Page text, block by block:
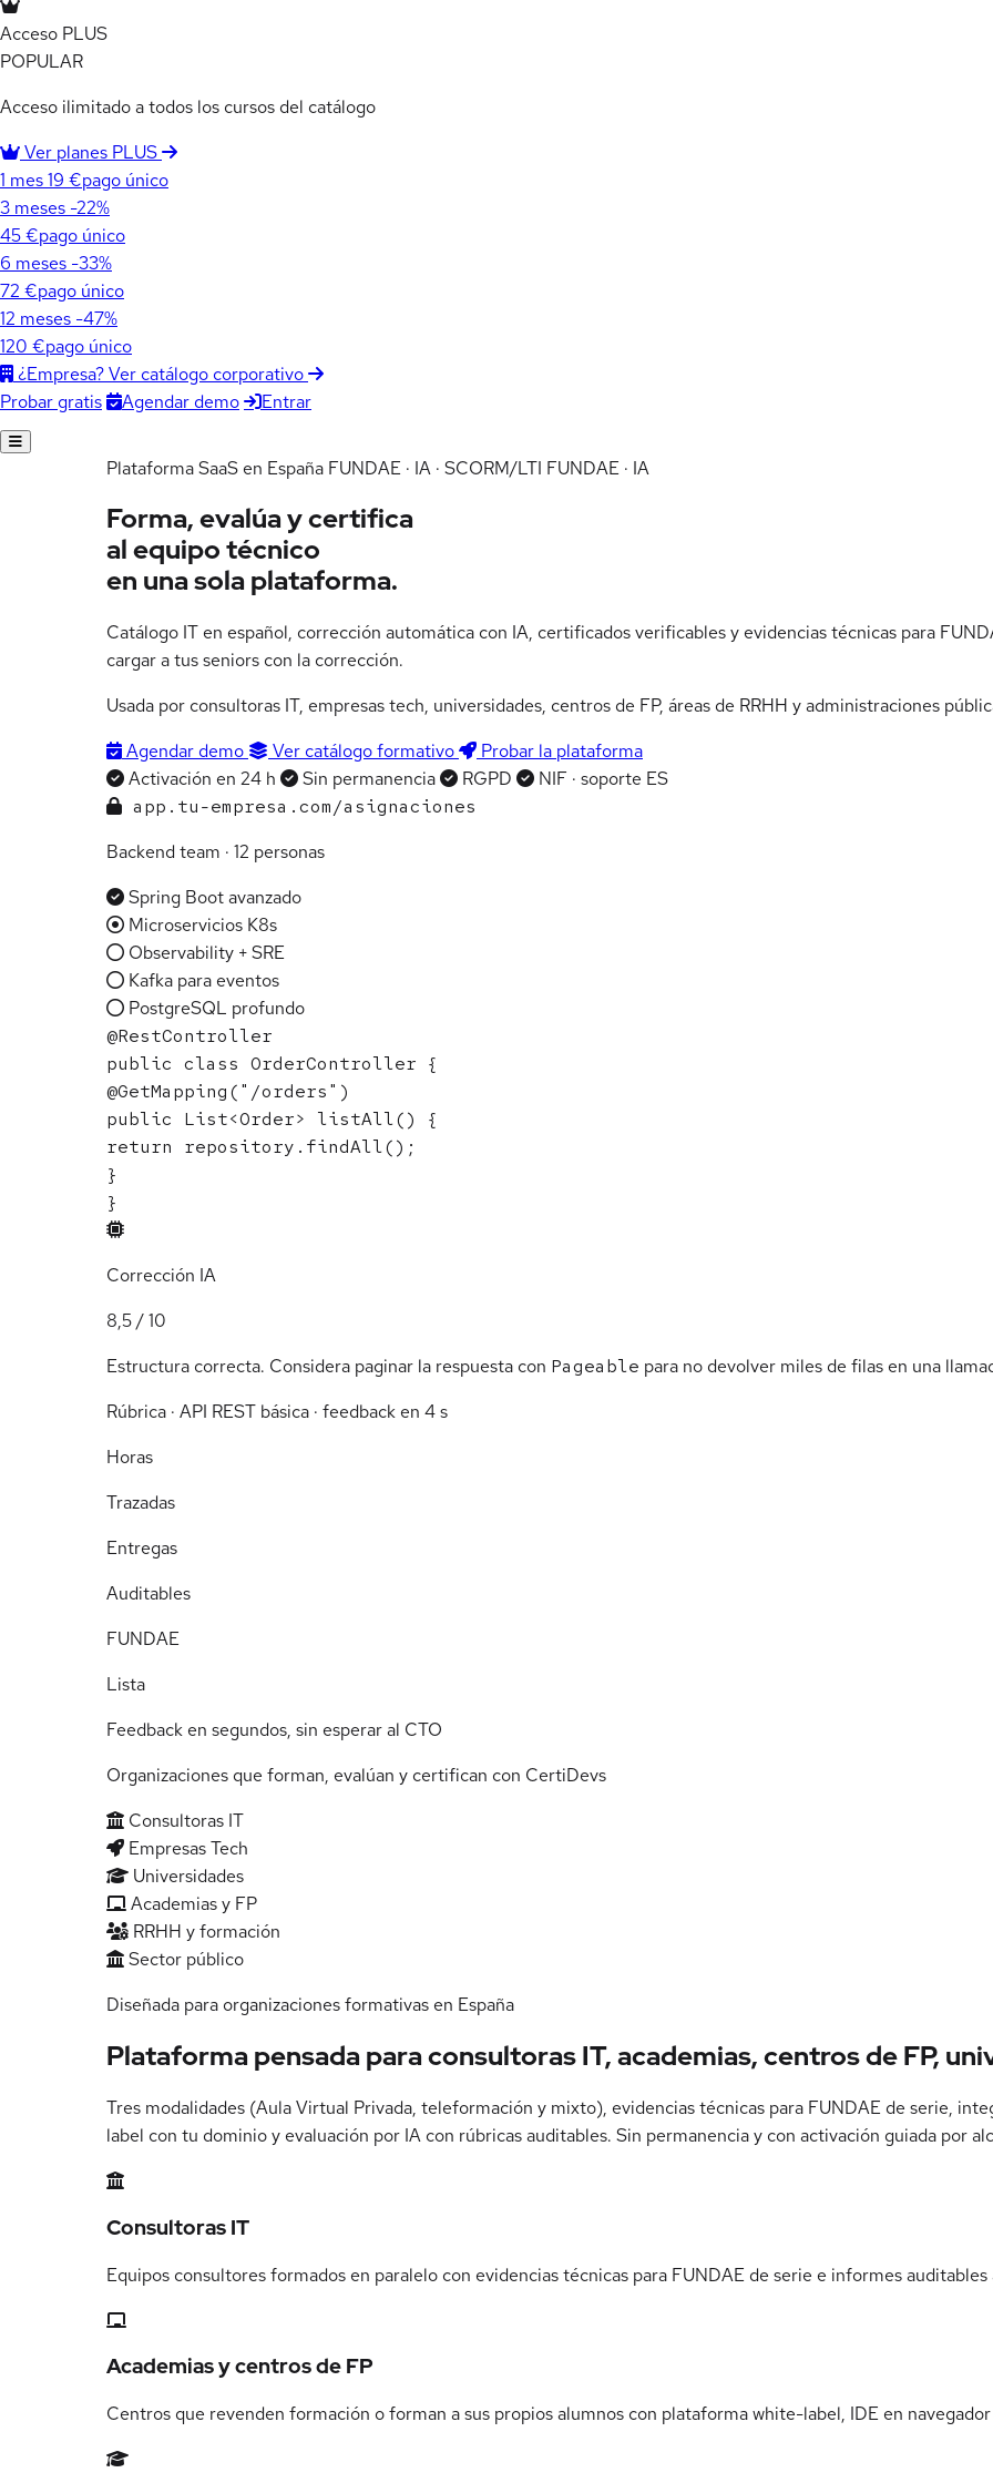
Acceso PLUS
POPULAR
Acceso ilimitado a todos los cursos del catálogo
Ver planes PLUS
1 mes19 €pago único
3 meses -22%
45 €pago único
6 meses -33%
72 €pago único
12 meses -47%
120 €pago único
¿Empresa? Ver catálogo corporativo
Probar gratis
Agendar demo Entrar
Plataforma SaaS en España FUNDAE · IA · SCORM/LTI FUNDAE · IA
Forma, evalúa y certifica
al equipo técnico
en una sola plataforma.
Catálogo IT en español, corrección automática con IA, certificados verificables y evidencias técnicas para
cargar a tus seniors con la corrección.
Usada por consultoras IT, empresas tech, universidades, centros de FP, áreas de RRHH y administraciones
Agendar demo
Ver catálogo formativo
Probar la plataforma
Activación en 24 h
Sin permanencia RGPD
NIF · soporte ES
app.tu-empresa.com/asignaciones
Backend team · 12 personas
Spring Boot avanzado
Microservicios K8s
Observability + SRE
Kafka para eventos
PostgreSQL profundo
@RestController
public class OrderController {
@GetMapping("/orders" )
public
List<Order> listAll() {
return repository.findAll();
}
}
Corrección IA
8,5 / 10
Estructura correcta. Considera paginar la respuesta con Pageable para no devolver miles de filas en una
Rúbrica · API REST básica · feedback en 4 s
Horas
Trazadas
Entregas
Auditables
FUNDAE
Lista
Feedback en segundos, sin esperar al CTO
Organizaciones que forman, evalúan y certifican con CertiDevs
Consultoras IT
Empresas Tech
Universidades
Academias y FP
RRHH y formación
Sector público
Diseñada para organizaciones formativas en España
Plataforma pensada paraconsultoras IT, academias, centros de FP,
Tres modalidades (Aula Virtual Privada, teleformación y mixto), evidencias técnicas para FUNDAE de serie,
label con tu dominio y evaluación por IA con rúbricas auditables. Sin permanencia y con activación guiada por
Consultoras IT
Equipos consultores formados en paralelo con evidencias técnicas para FUNDAE de serie e informes
Academias y centros de FP
Centros que revenden formación o forman a sus propios alumnos con plataforma white-label, IDE en